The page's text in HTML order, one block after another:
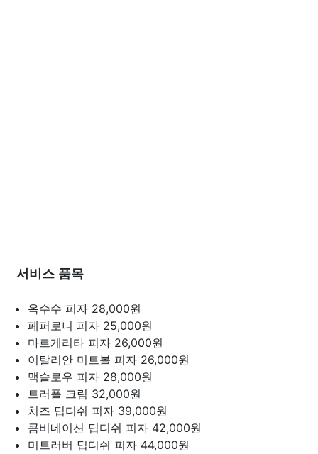
서비스 품목
옥수수 피자 28,000원
페퍼로니 피자 25,000원
마르게리타 피자 26,000원
이탈리안 미트볼 피자 26,000원
맥슬로우 피자 28,000원
트러플 크림 32,000원
치즈 딥디쉬 피자 39,000원
콤비네이션 딥디쉬 피자 42,000원
미트러버 딥디쉬 피자 44,000원